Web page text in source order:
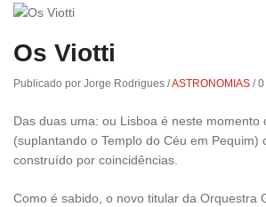
Os Viotti
Publicado por Jorge Rodrigues /ASTRONOMIAS /0
Das duas uma: ou Lisboa é neste momento
(suplantando o Templo do Céu em Pequim)
construído por coincidências.
Como é sabido, o novo titular da Orquestra